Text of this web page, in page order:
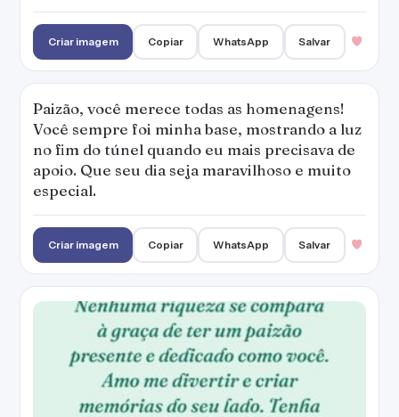
Criar imagem Copiar WhatsApp Salvar
Paizão, você merece todas as homenagens!
Você sempre foi minha base, mostrando a luz
no fim do túnel quando eu mais precisava de
apoio. Que seu dia seja maravilhoso e muito
especial.
Criar imagem Copiar WhatsApp Salvar